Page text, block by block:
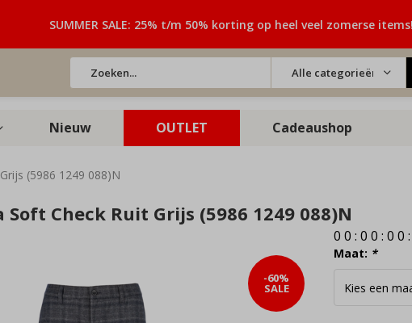
Alle categorieën
SUMMER SALE: 25% t/m 50% korting op heel veel zomerse items!
Nieuw OUTLET Cadeaushop
(5986 1249 088)N
Check Ruit Grijs (5986 1249 088)N
-60%
SALE
0 0 :0 0 :0 0
Maat: *